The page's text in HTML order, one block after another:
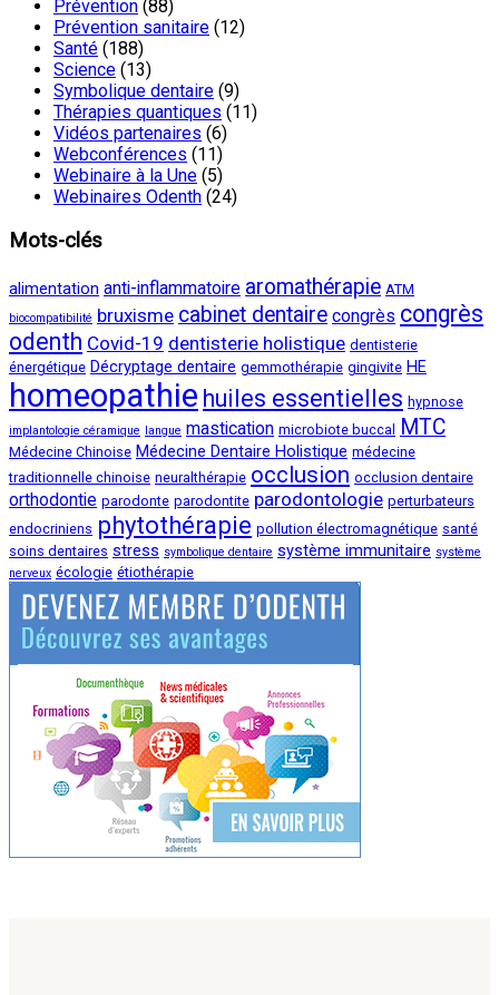
Prévention (88)
Prévention sanitaire (12)
Santé (188)
Science (13)
Symbolique dentaire (9)
Thérapies quantiques (11)
Vidéos partenaires (6)
Webconférences (11)
Webinaire à la Une (5)
Webinaires Odenth (24)
Mots-clés
alimentation anti-inflammatoire aromathérapie ATM
biocompatibilité bruxisme cabinet dentaire congrès congrès
odenth Covid-19 dentisterie holistique dentisterie
énergétique Décryptage dentaire gemmothérapie gingivite HE
homeopathie huiles essentielles hypnose
implantologie céramique langue mastication microbiote buccal MTC
Médecine Chinoise Médecine Dentaire Holistique médecine
traditionnelle chinoise neuralthérapie occlusion occlusion dentaire
orthodontie parodonte parodontite parodontologie perturbateurs
endocriniens phytothérapie pollution électromagnétique santé
soins dentaires stress symbolique dentaire système immunitaire système
nerveux écologie étiothérapie